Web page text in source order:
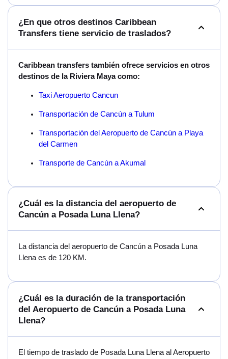
¿En que otros destinos Caribbean
Transfers tiene servicio de traslados?
Caribbean transfers también ofrece servicios en otros
destinos de la Riviera Maya como:
Taxi Aeropuerto Cancun
Transportación de Cancún a Tulum
Transportación del Aeropuerto de Cancún a Playa
del Carmen
Transporte de Cancún a Akumal
¿Cuál es la distancia del aeropuerto de
Cancún a Posada Luna Llena?
La distancia del aeropuerto de Cancún a Posada Luna
Llena es de 120 KM.
¿Cuál es la duración de la transportación
del Aeropuerto de Cancún a Posada Luna
Llena?
El tiempo de traslado de Posada Luna Llena al Aeropuerto